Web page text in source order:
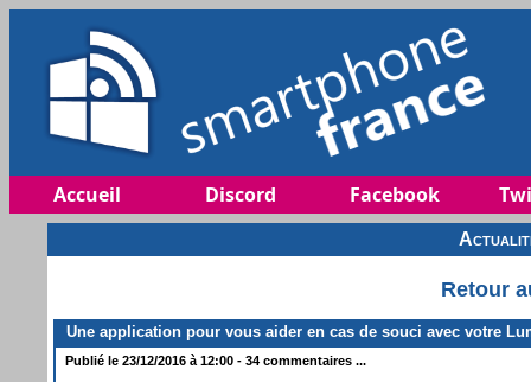
Accueil Discord Facebook
Retour
Une application pour vous aider en cas de souci avec votre
Publié le 23/12/2016 à 12:00 - 34 commentaires ...